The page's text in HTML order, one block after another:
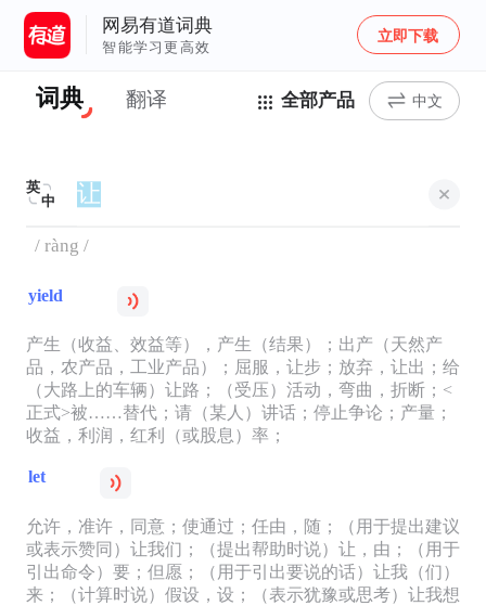
网易有道词典
智能学习更高效
立即下载
词典 翻译 全部产品 中文
英
中
/ ràng /
yield
产生（收益、效益等），产生（结果）；出产（天然产
品，农产品，工业产品）；屈服，让步；放弃，让出；给
（大路上的车辆）让路；（受压）活动，弯曲，折断；<
正式>被……替代；请（某人）讲话；停止争论；产量；
收益，利润，红利（或股息）率；
let
允许，准许，同意；使通过；任由，随；（用于提出建议
或表示赞同）让我们；（提出帮助时说）让，由；（用于
引出命令）要；但愿；（用于引出要说的话）让我（们）
来；（计算时说）假设，设；（表示犹豫或思考）让我想